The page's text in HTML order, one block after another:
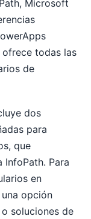
Microsoft
todas las
de
dos
para
que
InfoPath. Para
en
opción
soluciones de